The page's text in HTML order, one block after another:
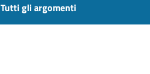
Tutti gli argomenti